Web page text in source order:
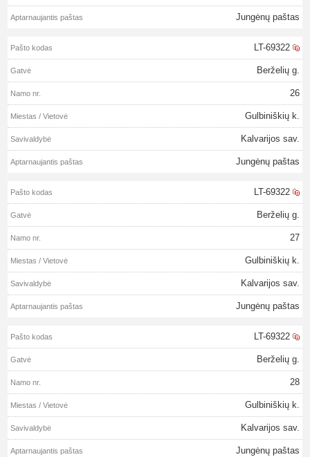
Jungėnų paštas
LT-69322
Berželių g.
26
Gulbiniškių k.
Kalvarijos sav.
Jungėnų paštas
LT-69322
Berželių g.
27
Gulbiniškių k.
Kalvarijos sav.
Jungėnų paštas
LT-69322
Berželių g.
28
Gulbiniškių k.
Kalvarijos sav.
Jungėnų paštas